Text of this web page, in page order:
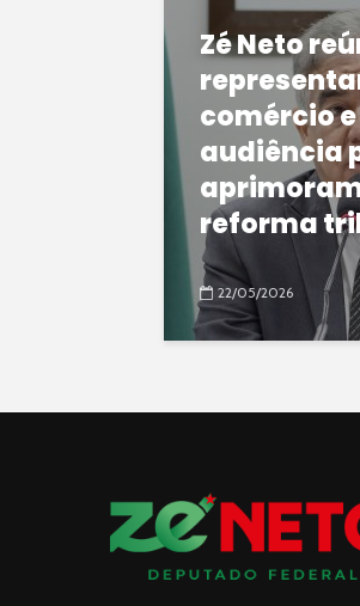
Zé Neto
comércio
audiência
reforma
22/05/2026